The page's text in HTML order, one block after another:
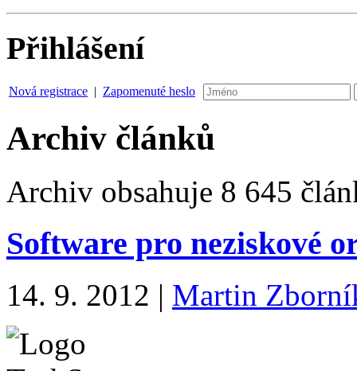
Přihlášení
Nová registrace | Zapomenuté heslo
Archiv článků
Archiv obsahuje 8 645
Software pro neziskové
14. 9. 2012 | Martin